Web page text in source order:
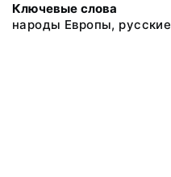
Ключевые слова
народы Европы, русские